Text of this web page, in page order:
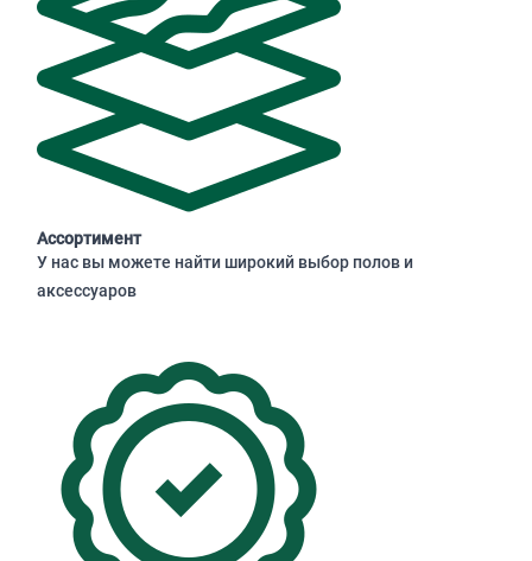
Ассортимент
У нас вы можете найти широкий выбор полов и
аксессуаров